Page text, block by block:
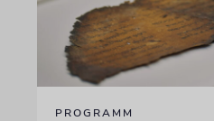
PROGRAMM